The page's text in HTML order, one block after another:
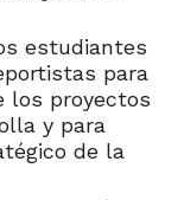
estudiantes
para
los proyectos
y para
de la